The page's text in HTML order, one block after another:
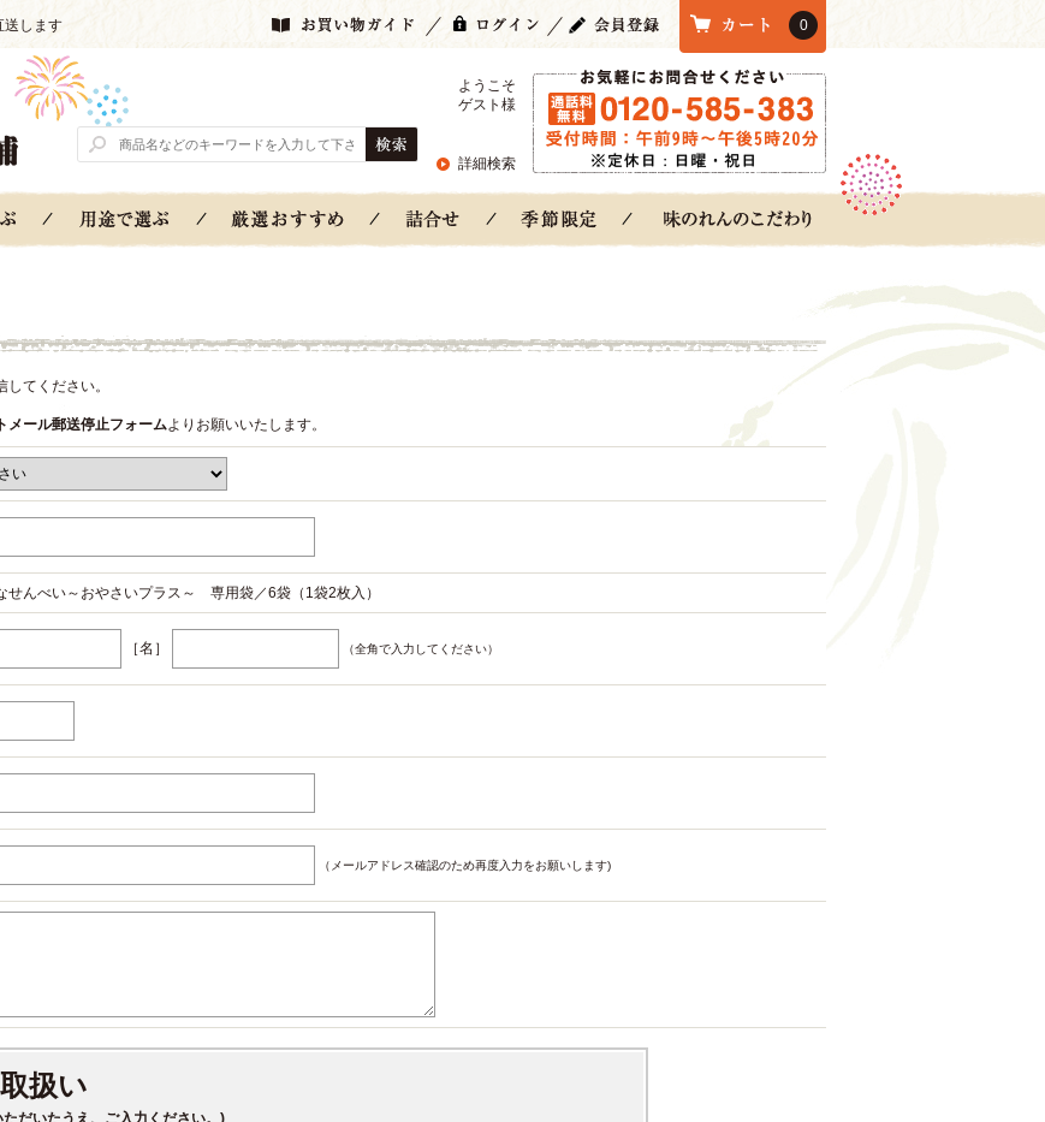
送します 0
ようこそ
ゲスト様
詳細検索
てください。
メール郵送停止フォームよりお願いいたします。
せんべい～おやさいプラス～ 専用袋／6袋（1袋2枚入）
［名］ （全角で入力してください）
（メールアドレス確認のため再度入力をお願いします)
扱い
だいたうえ、ご入力ください。)